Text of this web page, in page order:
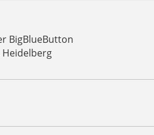
BigBlueButton
Heidelberg